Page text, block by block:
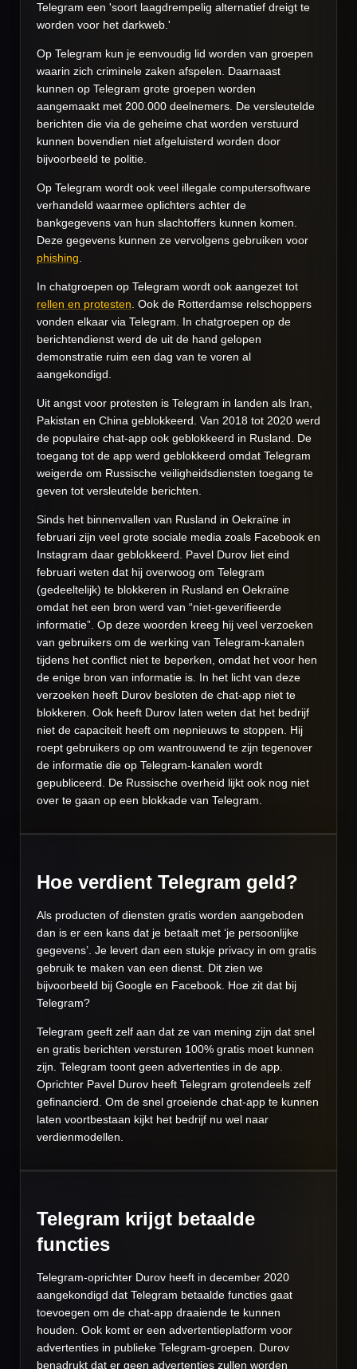
Telegram een 'soort laagdrempelig alternatief dreigt te
worden voor het darkweb.'
Op Telegram kun je eenvoudig lid worden van groepen
waarin zich criminele zaken afspelen. Daarnaast
kunnen op Telegram grote groepen worden
aangemaakt met 200.000 deelnemers. De versleutelde
berichten die via de geheime chat worden verstuurd
kunnen bovendien niet afgeluisterd worden door
bijvoorbeeld te politie.
Op Telegram wordt ook veel illegale computersoftware
verhandeld waarmee oplichters achter de
bankgegevens van hun slachtoffers kunnen komen.
Deze gegevens kunnen ze vervolgens gebruiken voor
phishing.
In chatgroepen op Telegram wordt ook aangezet tot
rellen en protesten. Ook de Rotterdamse relschoppers
vonden elkaar via Telegram. In chatgroepen op de
berichtendienst werd de uit de hand gelopen
demonstratie ruim een dag van te voren al
aangekondigd.
Uit angst voor protesten is Telegram in landen als Iran,
Pakistan en China geblokkeerd. Van 2018 tot 2020 werd
de populaire chat-app ook geblokkeerd in Rusland. De
toegang tot de app werd geblokkeerd omdat Telegram
weigerde om Russische veiligheidsdiensten toegang te
geven tot versleutelde berichten.
Sinds het binnenvallen van Rusland in Oekraïne in
februari zijn veel grote sociale media zoals Facebook en
Instagram daar geblokkeerd. Pavel Durov liet eind
februari weten dat hij overwoog om Telegram
(gedeeltelijk) te blokkeren in Rusland en Oekraïne
omdat het een bron werd van “niet-geverifieerde
informatie”. Op deze woorden kreeg hij veel verzoeken
van gebruikers om de werking van Telegram-kanalen
tijdens het conflict niet te beperken, omdat het voor hen
de enige bron van informatie is. In het licht van deze
verzoeken heeft Durov besloten de chat-app niet te
blokkeren. Ook heeft Durov laten weten dat het bedrijf
niet de capaciteit heeft om nepnieuws te stoppen. Hij
roept gebruikers op om wantrouwend te zijn tegenover
de informatie die op Telegram-kanalen wordt
gepubliceerd. De Russische overheid lijkt ook nog niet
over te gaan op een blokkade van Telegram.
Hoe verdient Telegram geld?
Als producten of diensten gratis worden aangeboden
dan is er een kans dat je betaalt met ‘je persoonlijke
gegevens’. Je levert dan een stukje privacy in om gratis
gebruik te maken van een dienst. Dit zien we
bijvoorbeeld bij Google en Facebook. Hoe zit dat bij
Telegram?
Telegram geeft zelf aan dat ze van mening zijn dat snel
en gratis berichten versturen 100% gratis moet kunnen
zijn. Telegram toont geen advertenties in de app.
Oprichter Pavel Durov heeft Telegram grotendeels zelf
gefinancierd. Om de snel groeiende chat-app te kunnen
laten voortbestaan kijkt het bedrijf nu wel naar
verdienmodellen.
Telegram krijgt betaalde
functies
Telegram-oprichter Durov heeft in december 2020
aangekondigd dat Telegram betaalde functies gaat
toevoegen om de chat-app draaiende te kunnen
houden. Ook komt er een advertentieplatform voor
advertenties in publieke Telegram-groepen. Durov
benadrukt dat er geen advertenties zullen worden